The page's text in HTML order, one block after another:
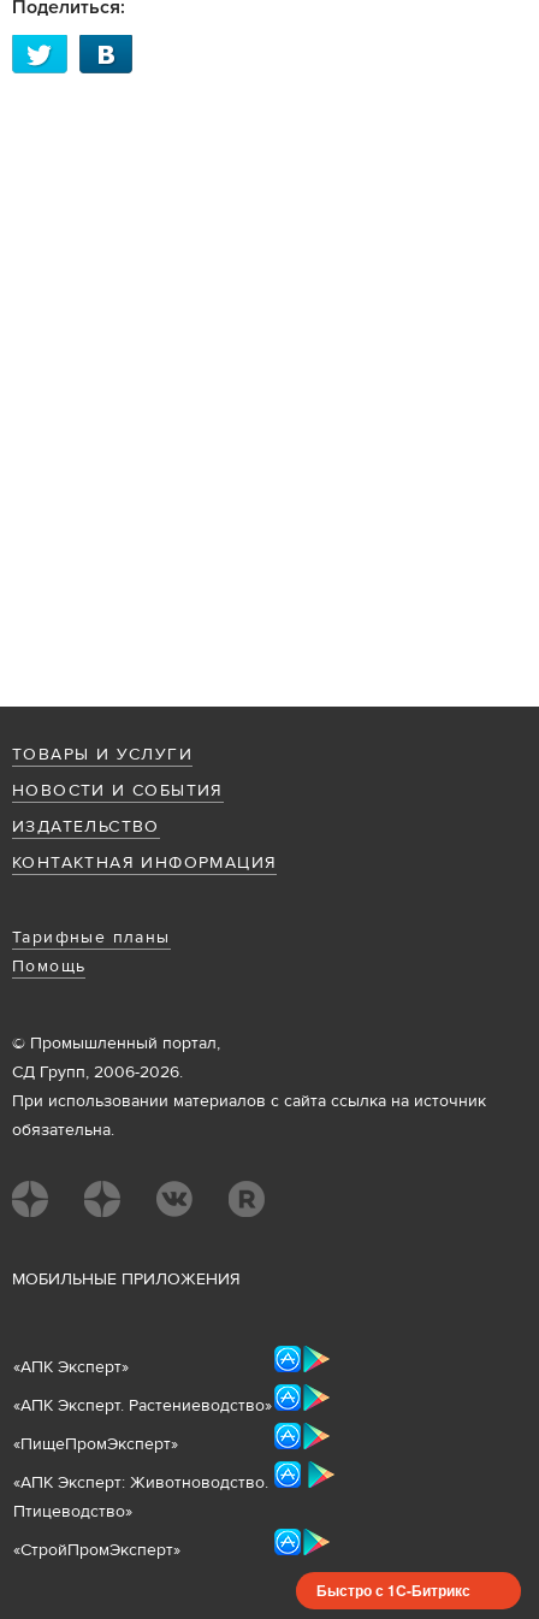
Поделиться:
ТОВАРЫ И УСЛУГИ
НОВОСТИ И СОБЫТИЯ
ИЗДАТЕЛЬСТВО
КОНТАКТНАЯ ИНФОРМАЦИЯ
Тарифные планы
Помощь
© Промышленный портал,
СД Групп, 2006-2026.
При использовании материалов с сайта ссылка на источник
обязательна.
МОБИЛЬНЫЕ ПРИЛОЖЕНИЯ
«АПК Эксперт»
«АПК Эксперт. Растениеводство»
«ПищеПромЭксперт»
«АПК Эксперт: Животноводство.
Птицеводство»
«СтройПромЭксперт»
Быстро с 1С-Битрикс